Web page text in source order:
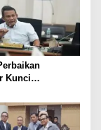
Kunci